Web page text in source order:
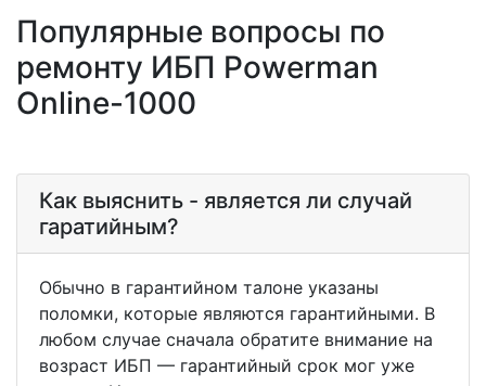
Популярные вопросы по
ремонту ИБП Powerman
Online-1000
Как выяснить - является ли случай
гаратийным?
Обычно в гарантийном талоне указаны
поломки, которые являются гарантийными. В
любом случае сначала обратите внимание на
возраст ИБП — гарантийный срок мог уже